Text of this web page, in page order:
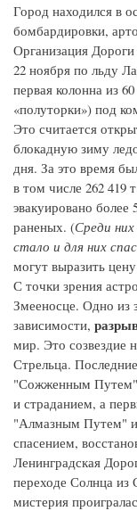
Город находился в
бомбардировки,
Организация
22 ноября по льду
первая колонна из
«полуторки») под
Это считается
блокадную зиму
дня. За это время
в том числе 262 419
эвакуировано более
раненых. (Среди
стало и для них
могут выразить
С точки зрения
Змееносце. Одно из
зависимости,
мир. Это созвездие
Стрельца.
"Сожженным Путем"
и страданием, а
"Алмазным Путем"
спасением,
Ленинградская
переходе Солнца из
мистерия